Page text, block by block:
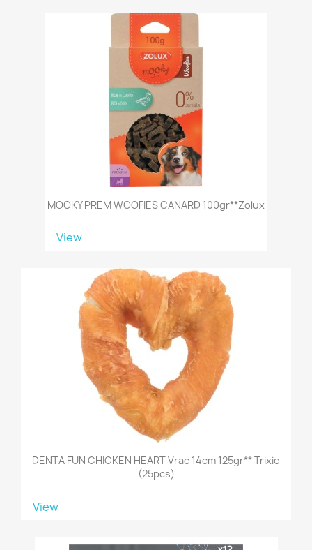
MOOKY PREM WOOFIES CANARD 100gr**zolux
View
DENTA FUN CHICKEN HEART Vrac 14cm 125gr** Trixie
(25pcs)
View